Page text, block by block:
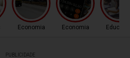
Economia Economia
PUBLICIDADE